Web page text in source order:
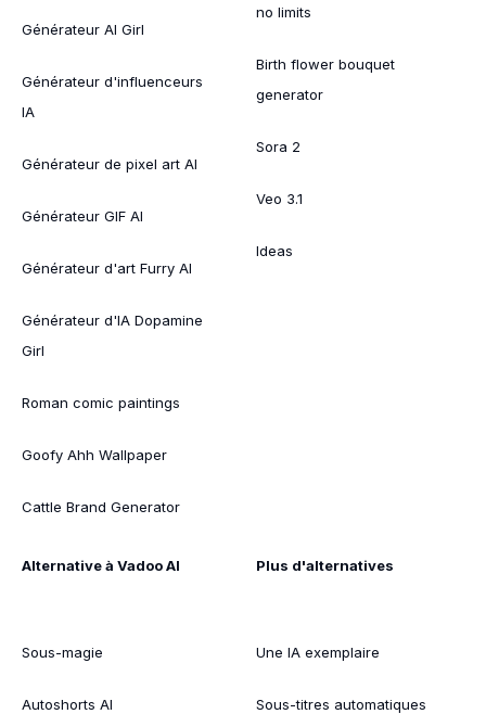
Générateur AI Girl
Générateur d'influenceurs
IA
Générateur de pixel art AI
Générateur GIF AI
Générateur d'art Furry AI
Générateur d'IA Dopamine
Girl
Roman comic paintings
Goofy Ahh Wallpaper
Cattle Brand Generator
no limits
Birth flower bouquet
generator
Sora 2
Veo 3.1
Ideas
Alternative à Vadoo AI
Sous-magie
Autoshorts AI
Plus d'alternatives
Une IA exemplaire
Sous-titres automatiques